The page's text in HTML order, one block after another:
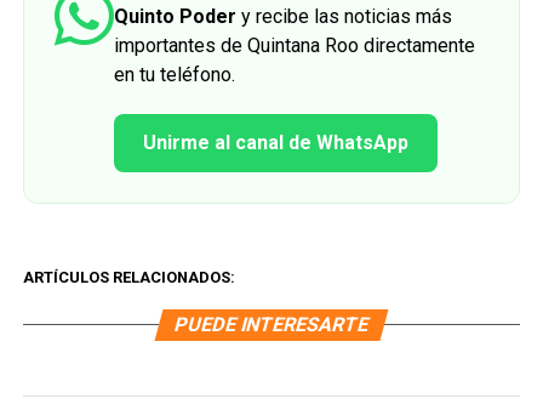
Quinto Poder y recibe las noticias más
importantes de Quintana Roo directamente
en tu teléfono.
Unirme al canal de WhatsApp
ARTÍCULOS RELACIONADOS:
PUEDE INTERESARTE